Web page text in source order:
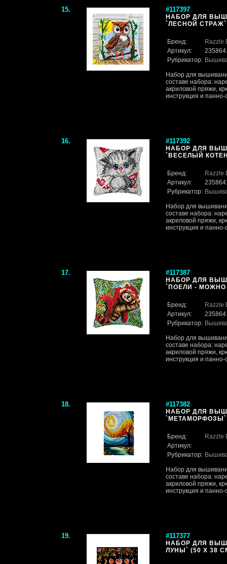
15. #117397
НАБОР ДЛЯ
`ЛЕСНОЙ СТРАЖ`
Бренд:
Razzle
Артикул:
Рубрикатор:
Набор для
составе набора:
акриловой пряжи,
инструкция и панно-
16. #117392
НАБОР ДЛЯ
`ВЕСЕЛЫЙ
Бренд:
Razzle
Артикул:
Рубрикатор:
Набор для
составе набора:
акриловой пряжи,
инструкция и панно-
17. #117387
НАБОР ДЛЯ
`ПОЕЛИ - МОЖНО
Бренд:
Razzle
Артикул:
Рубрикатор:
Набор для
составе набора:
акриловой пряжи,
инструкция и панно-
18. #117382
НАБОР ДЛЯ
`МЕТАМОРФОЗЫ`
Бренд:
Razzle
Артикул:
Рубрикатор:
Набор для
составе набора:
акриловой пряжи,
инструкция и панно-
19. #117377
НАБОР ДЛЯ
ЛУНЫ` (50 Х 38